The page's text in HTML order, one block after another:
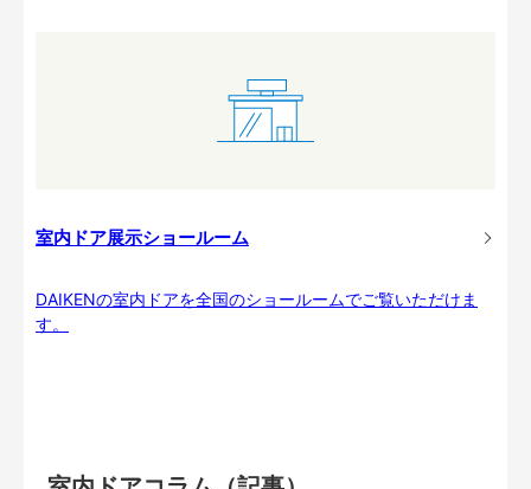
室内ドア展示ショールーム
DAIKENの室内ドアを全国のショールームでご覧いただけま
す。